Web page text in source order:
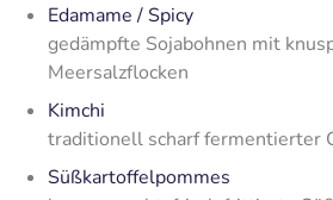
Edamame / Spicy
gedämpfte Sojabohnen mit
Meersalzflocken
Kimchi
traditionell scharf fermentierter
Süßkartoffelpommes